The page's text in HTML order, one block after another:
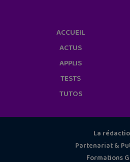
ACCUEIL
ACTUS
APPLIS
TESTS
TUTOS
La
Partenariat &
Formations